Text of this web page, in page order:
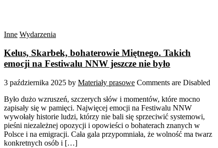
Inne Wydarzenia
Kelus, Skarbek, bohaterowie Miętnego. Takich
emocji na Festiwalu NNW jeszcze nie było
3 października 2025 by Materiały prasowe Comments are Disabled
Było dużo wzruszeń, szczerych słów i momentów, które mocno
zapisały się w pamięci. Najwięcej emocji na Festiwalu NNW
wywołały historie ludzi, którzy nie bali się sprzeciwić systemowi,
pieśni niezależnej opozycji i opowieści o bohaterach znanych w
Polsce i na emigracji. Cała gala przypomniała, że wolność ma twarz
konkretnych osób i […]